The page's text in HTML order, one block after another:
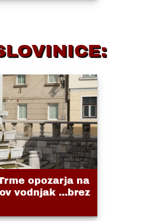
opozarja na
vodnjak ...brez